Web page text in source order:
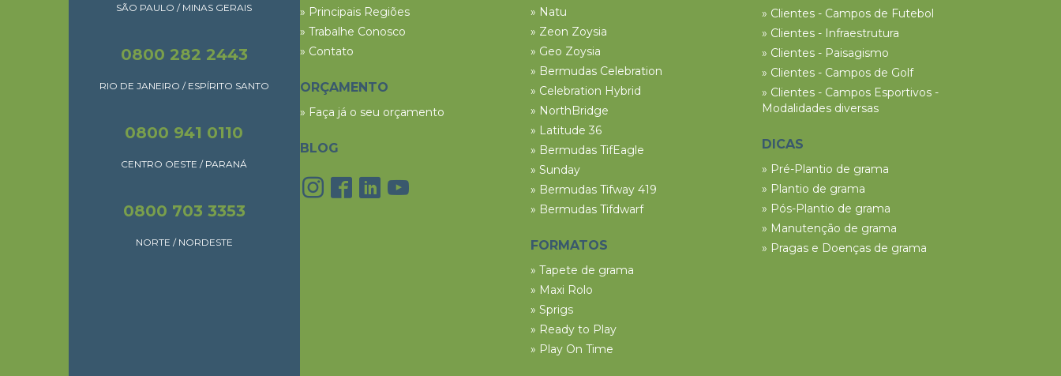
SÃO PAULO / MINAS GERAIS
0800 282 2443
RIO DE JANEIRO / ESPÍRITO SANTO
0800 941 0110
CENTRO OESTE / PARANÁ
0800 703 3353
NORTE / NORDESTE
» Principais Regiões
» Trabalhe Conosco
» Contato
ORÇAMENTO
» Faça já o seu orçamento
BLOG
» Natu
» Zeon Zoysia
» Geo Zoysia
» Bermudas Celebration
» Celebration Hybrid
» NorthBridge
» Latitude 36
» Bermudas TifEagle
» Sunday
» Bermudas Tifway 419
» Bermudas Tifdwarf
FORMATOS
» Tapete de grama
» Maxi Rolo
» Sprigs
» Ready to Play
» Play On Time
» Clientes - Campos de Futebol
» Clientes - Infraestrutura
» Clientes - Paisagismo
» Clientes - Campos de Golf
» Clientes - Campos Esportivos -
Modalidades diversas
DICAS
» Pré-Plantio de grama
» Plantio de grama
» Pós-Plantio de grama
» Manutenção de grama
» Pragas e Doenças de grama